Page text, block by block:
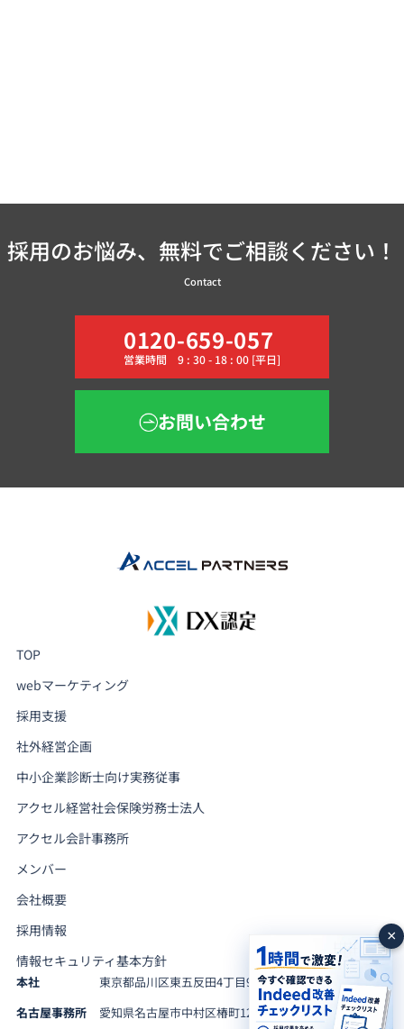
採用のお悩み、無料でご相談ください！
Contact
0120-659-057
営業時間 9 : 30 - 18 : 00 [平日]
お問い合わせ
TOP
webマーケティング
採用支援
社外経営企画
中小企業診断士向け実務従事
アクセル経営社会保険労務士法人
アクセル会計事務所
メンバー
会社概要
採用情報
情報セキュリティ基本方針
本社
東京都品川区東五反田4丁目9-2 東五反田KBビル12F
名古屋事務所
愛知県名古屋市中村区椿町12番8号 椿町ビル4B
×